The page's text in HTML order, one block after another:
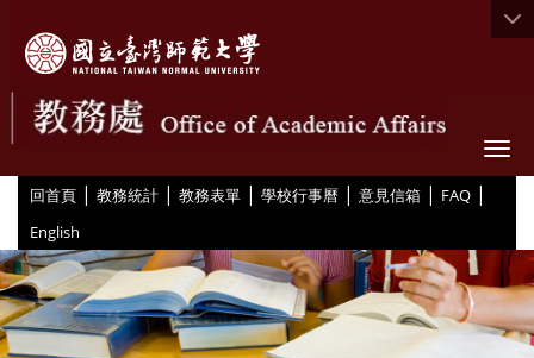
回首頁 | 教務統計 | 教務表單 | 學校行事曆 | 意見信箱 | FAQ |
English